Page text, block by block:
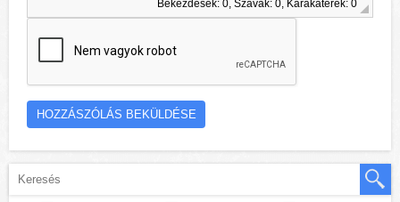
Bekezdések: 0, Szavak: 0, Karakaterek: 0